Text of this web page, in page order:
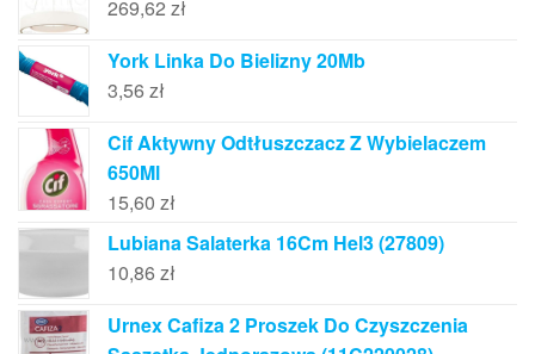
269,62 zł
York Linka Do Bielizny 20Mb
3,56 zł
Cif Aktywny Odtłuszczacz Z Wybielaczem
650Ml
15,60 zł
Lubiana Salaterka 16Cm Hel3 (27809)
10,86 zł
Urnex Cafiza 2 Proszek Do Czyszczenia